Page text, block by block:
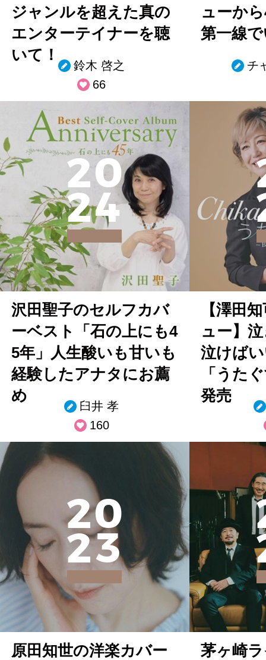
ジャンルを超えた真の
エンターテイナーを聴
いて！
鈴木 啓之
66
ューか
第一線
チ
20
24
沢田聖子のセルフカバ
ーベスト「石の上にも4
5年」人生酸いも甘いも
経験したアナタにお薦
め
臼井 孝
160
【澤田
ュー】
泣けば
「うた
発売
20
23
原田知世の洋楽カバー
茅ヶ崎